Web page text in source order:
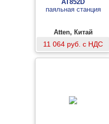
AT852D
паяльная станция
Atten, Китай
11 064 руб. с НДС